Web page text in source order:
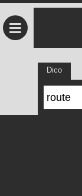
≡
Dico